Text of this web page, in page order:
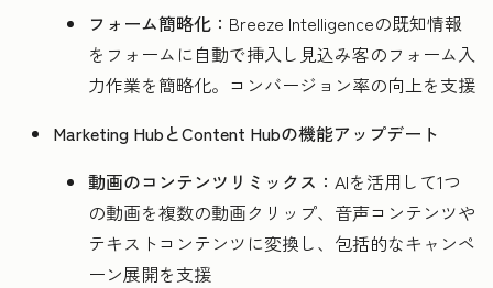
フォーム簡略化： Breeze Intelligenceの既知情報
をフォームに自動で挿入し見込み客のフォーム入
力作業を簡略化。コンバージョン率の向上を支援
Marketing HubとContent Hubの機能アップデート
動画のコンテンツリミックス： AIを活用して1つ
の動画を複数の動画クリップ、音声コンテンツや
テキストコンテンツに変換し、包括的なキャンペ
ーン展開を支援